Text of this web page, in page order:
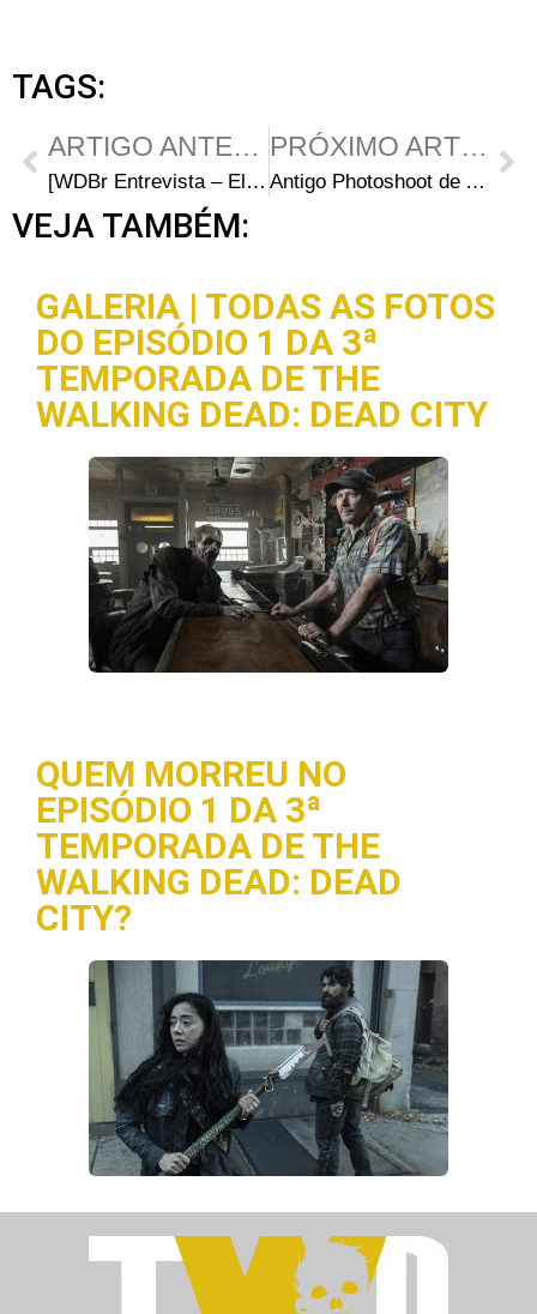
TAGS:
ARTIGO ANTERIOR
[WDBr Entrevista – Elenco] Anthony Guajardo (Miguel)
PRÓXIMO ARTIGO
Antigo Photoshoot de Anthony Guajardo (Miguel) em HQ
VEJA TAMBÉM:
GALERIA | TODAS AS FOTOS
DO EPISÓDIO 1 DA 3ª
TEMPORADA DE THE
WALKING DEAD: DEAD CITY
QUEM MORREU NO
EPISÓDIO 1 DA 3ª
TEMPORADA DE THE
WALKING DEAD: DEAD
CITY?